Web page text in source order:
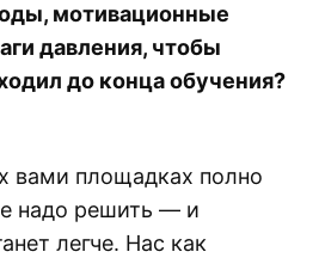
мотивационные
давления, чтобы
до конца обучения?
вами площадках полно
надо решить — и
легче. Нас как